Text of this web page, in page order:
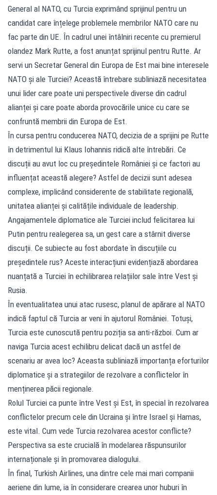
General al NATO, cu Turcia exprimând sprijinul pentru un
candidat care înțelege problemele membrilor NATO care nu
fac parte din UE. În cadrul unei întâlniri recente cu premierul
olandez Mark Rutte, a fost anunțat sprijinul pentru Rutte. Ar
servi un Secretar General din Europa de Est mai bine interesele
NATO și ale Turciei? Această întrebare subliniază necesitatea
unui lider care poate uni perspectivele diverse din cadrul
alianței și care poate aborda provocările unice cu care se
confruntă membrii din Europa de Est.
În cursa pentru conducerea NATO, decizia de a sprijini pe Rutte
în detrimentul lui Klaus Iohannis ridică alte întrebări. Ce
discuții au avut loc cu președintele României și ce factori au
influențat această alegere? Astfel de decizii sunt adesea
complexe, implicând considerente de stabilitate regională,
unitatea alianței și calitățile individuale de leadership.
Angajamentele diplomatice ale Turciei includ felicitarea lui
Putin pentru realegerea sa, un gest care a stârnit diverse
discuții. Ce subiecte au fost abordate în discuțiile cu
președintele rus? Aceste interacțiuni evidențiază abordarea
nuanțată a Turciei în echilibrarea relațiilor sale între Vest și
Rusia.
În eventualitatea unui atac rusesc, planul de apărare al NATO
indică faptul că Turcia ar veni în ajutorul României. Totuși,
Turcia este cunoscută pentru poziția sa anti-război. Cum ar
naviga Turcia acest echilibru delicat dacă un astfel de
scenariu ar avea loc? Aceasta subliniază importanța eforturilor
diplomatice și a strategiilor de rezolvare a conflictelor în
menținerea păcii regionale.
Rolul Turciei ca punte între Vest și Est, în special în rezolvarea
conflictelor precum cele din Ucraina și între Israel și Hamas,
este vital. Cum vede Turcia rezolvarea acestor conflicte?
Perspectiva sa este crucială în modelarea răspunsurilor
internaționale și în promovarea dialogului.
În final, Turkish Airlines, una dintre cele mai mari companii
aeriene din lume, ia în considerare crearea unor huburi în